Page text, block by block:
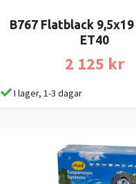
B767 Flatblack
ET40
2 125 kr
I lager, 1-3 dagar